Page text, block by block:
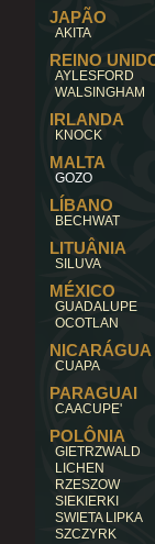
JAPÃO
AKITA
REINO
AYLESFORD
WALSINGHAM
IRLANDA
KNOCK
MALTA
GOZO
LÍBANO
BECHWAT
LITUÂNIA
SILUVA
MÉXICO
GUADALUPE
OCOTLAN
NICARÁGUA
CUAPA
PARAGUAI
CAACUPE'
POLÔNIA
GIETRZWALD
LICHEN
RZESZOW
SIEKIERKI
SWIETA LIPKA
SZCZYRK